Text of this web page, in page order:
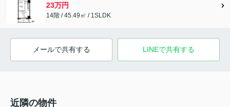
23万円
14階 / 45.49㎡ / 1SLDK
メールで共有する LINEで共有する
近隣の物件